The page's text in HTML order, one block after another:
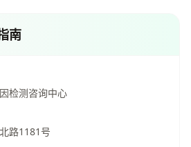
南
检测咨询中心
路1181号